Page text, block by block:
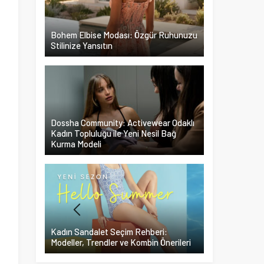
Bohem Elbise Modası: Özgür Ruhunuzu
Stilinize Yansıtın
Dossha Community: Activewear Odaklı
Kadın Topluluğu ile Yeni Nesil Bağ
Kurma Modeli
Kadın Sandalet Seçim Rehberi:
Modeller, Trendler ve Kombin Önerileri